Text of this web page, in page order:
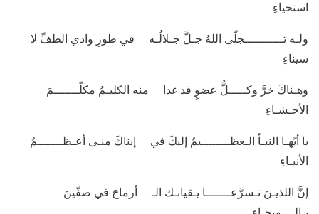
استحياءِ
ولـه تـــــــــــجلّى اللهُ جـلَّ جـلالُـه في طورِ وادي الطفِّ لا
سيناءِ
وهـناكَ خرَّ وكـــــلُّ عضوٍ قد غدا منه الكليـمُ مكلّـــــــمَ
الأحـشـاءِ
يا أيّهـا النبـأ الـعظــــــــيمُ إليكَ في إبناكَ منـى أعـظـــــــمُ
الأنبـاءِ
إنَّ اللذيـنَ تـسرَّعـــــــا يـقيانـك الـ أرماحَ في صفّينَ